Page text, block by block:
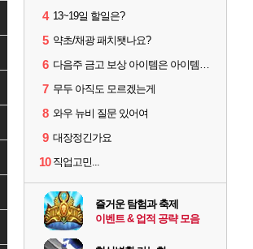
4 13~19일 할일은?
5 약초/채광 패치됏나요?
6 다음주 금고 보상 아이템은 아이템강화 안되나요?
7 무두 아직도 모르겠는게
8 와우 뉴비 질문 있어여
9 대장정긴가요
10 직업고민...
즐거운 탐험과 축제
이벤트 & 업적 공략 모음